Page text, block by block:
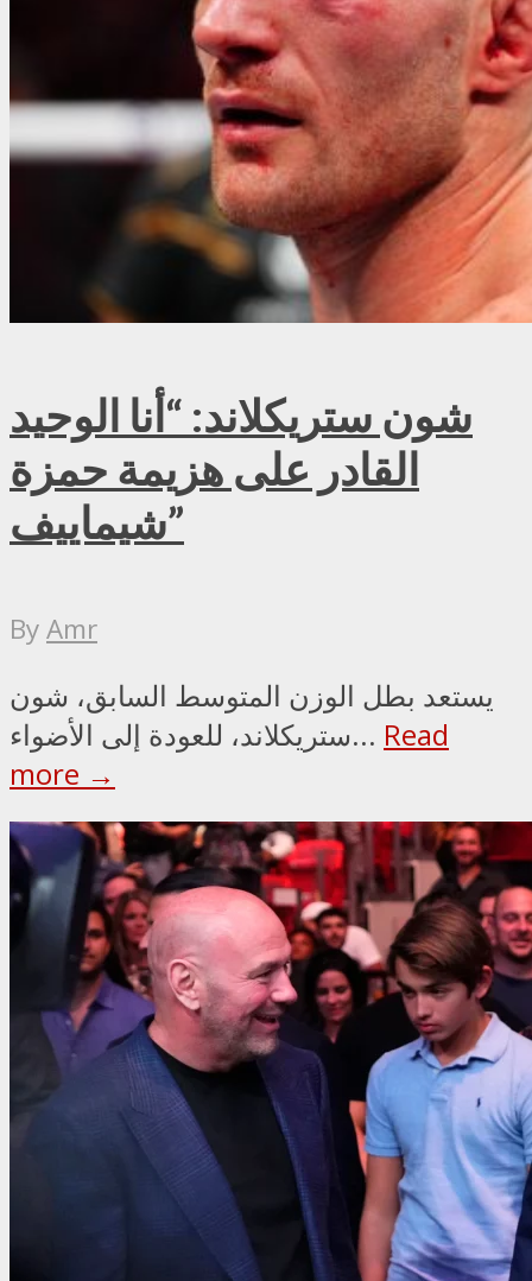
شون ستريكلاند: “أنا الوحيد
القادر على هزيمة حمزة
شيماييف”
ByAmr
يستعد بطل الوزن المتوسط السابق، شون
ستريكلاند، للعودة إلى الأضواء... Read
more →